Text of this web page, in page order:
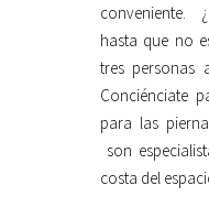
conveniente.
hasta que no
tres personas
Conciénciate
para las
son
costa del